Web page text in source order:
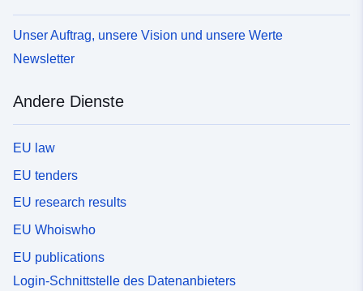
Unser Auftrag, unsere Vision und unsere Werte
Newsletter
Andere Dienste
EU law
EU tenders
EU research results
EU Whoiswho
EU publications
Login-Schnittstelle des Datenanbieters